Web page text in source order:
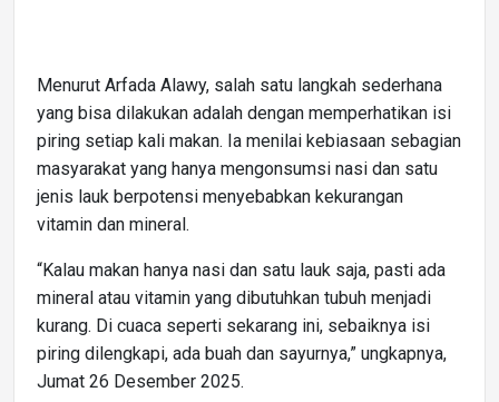
Menurut Arfada Alawy, salah satu langkah sederhana
yang bisa dilakukan adalah dengan memperhatikan isi
piring setiap kali makan. Ia menilai kebiasaan sebagian
masyarakat yang hanya mengonsumsi nasi dan satu
jenis lauk berpotensi menyebabkan kekurangan
vitamin dan mineral.
“Kalau makan hanya nasi dan satu lauk saja, pasti ada
mineral atau vitamin yang dibutuhkan tubuh menjadi
kurang. Di cuaca seperti sekarang ini, sebaiknya isi
piring dilengkapi, ada buah dan sayurnya,” ungkapnya,
Jumat 26 Desember 2025.